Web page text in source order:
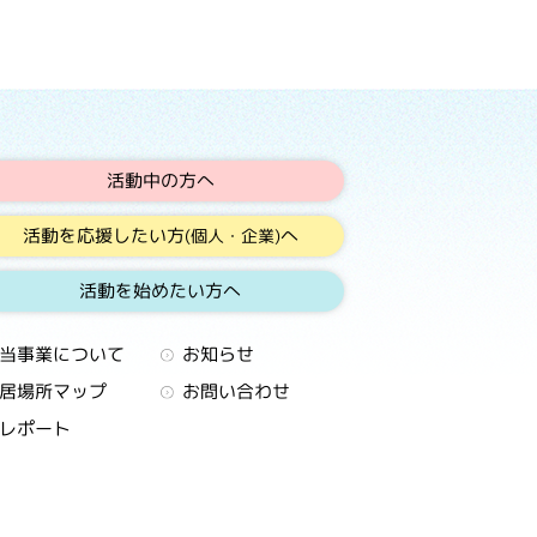
活動中の方へ
活動を応援したい方(個人・企業)へ
活動を始めたい方へ
事業について
お知らせ
場所マップ
お問い合わせ
ポート